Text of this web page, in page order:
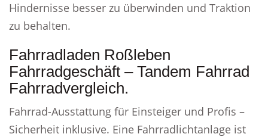
Hindernisse besser zu überwinden und Traktion
zu behalten.
Fahrradladen Roßleben
Fahrradgeschäft – Tandem Fahrrad
Fahrradvergleich.
Fahrrad-Ausstattung für Einsteiger und Profis –
Sicherheit inklusive. Eine Fahrradlichtanlage ist